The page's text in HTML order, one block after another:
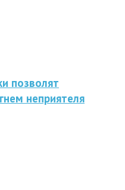
позволят
неприятеля